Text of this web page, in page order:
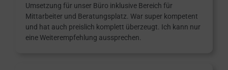
Umsetzung für unser Büro inklusive Bereich für
Mittarbeiter und Beratungsplatz. War super kompetent
und hat auch preislich komplett überzeugt. Ich kann nur
eine Weiterempfehlung aussprechen.